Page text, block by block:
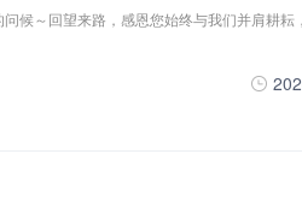
候～回望来路，感恩您始终与我们并肩耕耘